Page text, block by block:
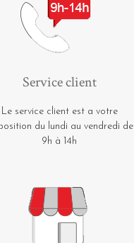
Service client
Le service client est a votre
du lundi au vendredi de
9h à 14h